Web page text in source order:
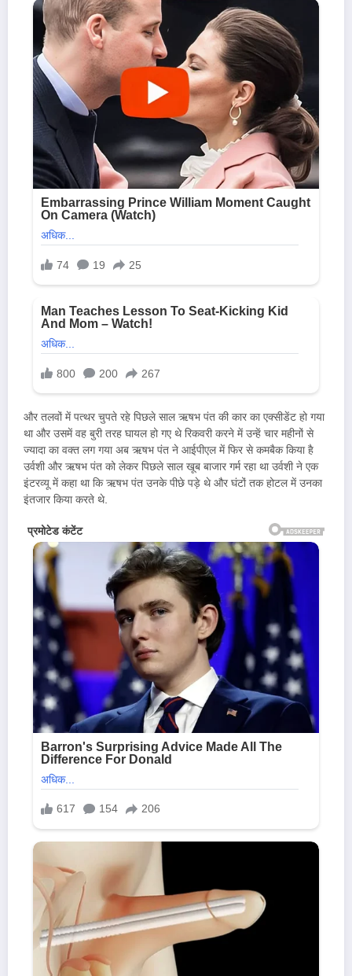
और तलवों में पत्थर चुपते रहे पिछले साल ऋषभ पंत की कार का एक्सीडेंट हो गया
था और उसमें वह बुरी तरह घायल हो गए थे रिकवरी करने में उन्हें चार महीनों से
ज्यादा का वक्त लग गया अब ऋषभ पंत ने आईपीएल में फिर से कमबैक किया है
उर्वशी और ऋषभ पंत को लेकर पिछले साल खूब बाजार गर्म रहा था उर्वशी ने एक
इंटरव्यू में कहा था कि ऋषभ पंत उनके पीछे पड़े थे और घंटों तक होटल में उनका
इंतजार किया करते थे.